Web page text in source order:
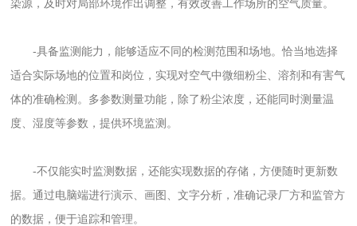
染源，及时对局部环境作出调整，有效改善工作场所的空气质量。
-具备监测能力，能够适应不同的检测范围和场地。恰当地选择
适合实际场地的位置和岗位，实现对空气中微细粉尘、溶剂和有害气
体的准确检测。多参数测量功能，除了粉尘浓度，还能同时测量温
度、湿度等参数，提供环境监测。
-不仅能实时监测数据，还能实现数据的存储，方便随时更新数
据。通过电脑端进行演示、画图、文字分析，准确记录厂方和监管方
的数据，便于追踪和管理。